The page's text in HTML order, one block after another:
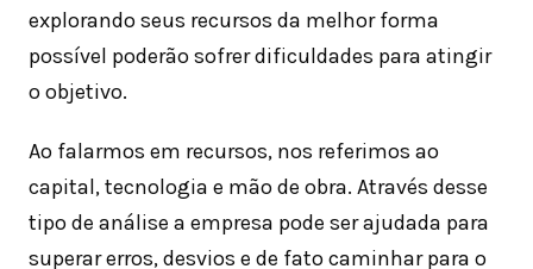
explorando seus recursos da melhor forma
possível poderão sofrer dificuldades para atingir
o objetivo.
Ao falarmos em recursos, nos referimos ao
capital, tecnologia e mão de obra. Através desse
tipo de análise a empresa pode ser ajudada para
superar erros, desvios e de fato caminhar para o